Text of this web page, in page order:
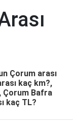
Çorum arası
kaç km?,
Çorum Bafra
kaç TL?